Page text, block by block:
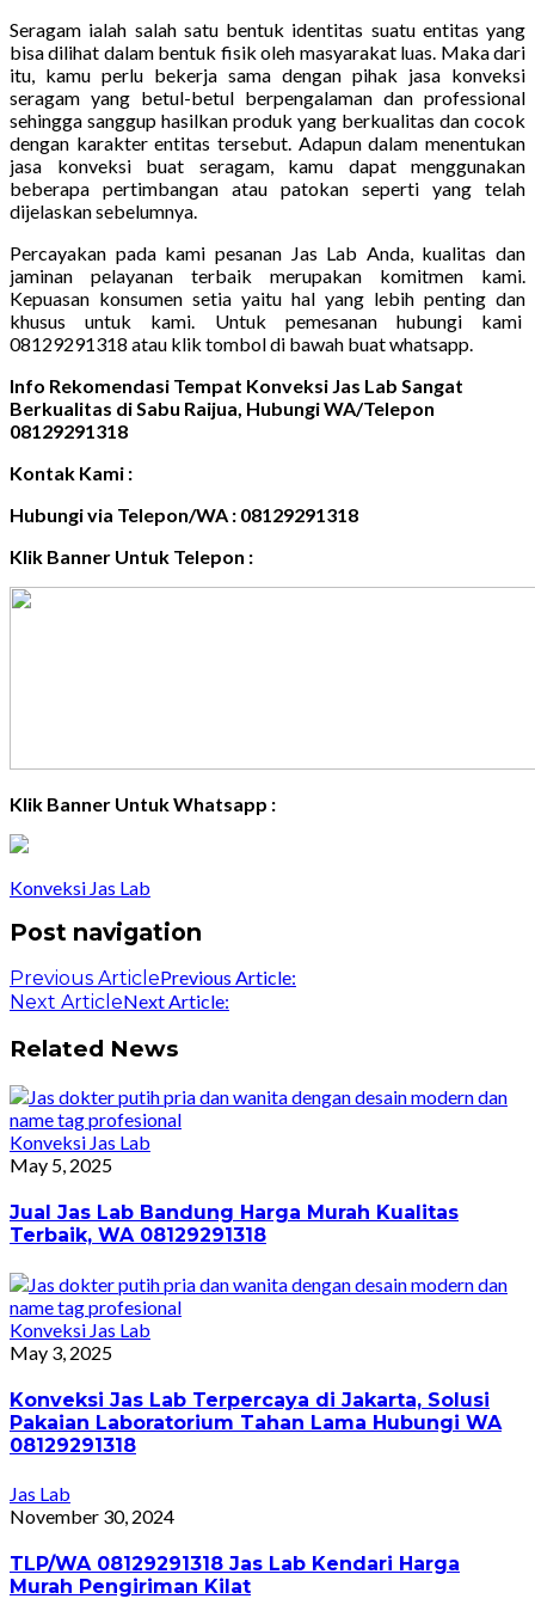
Seragam ialah salah satu bentuk identitas suatu entitas yang
bisa dilihat dalam bentuk fisik oleh masyarakat luas. Maka dari
itu, kamu perlu bekerja sama dengan pihak jasa konveksi
seragam yang betul-betul berpengalaman dan professional
sehingga sanggup hasilkan produk yang berkualitas dan cocok
dengan karakter entitas tersebut. Adapun dalam menentukan
jasa konveksi buat seragam, kamu dapat menggunakan
beberapa pertimbangan atau patokan seperti yang telah
dijelaskan sebelumnya.
Percayakan pada kami pesanan Jas Lab Anda, kualitas dan
jaminan pelayanan terbaik merupakan komitmen kami.
Kepuasan konsumen setia yaitu hal yang lebih penting dan
khusus untuk kami. Untuk pemesanan hubungi kami
08129291318 atau klik tombol di bawah buat whatsapp.
Info Rekomendasi Tempat Konveksi Jas Lab Sangat
Berkualitas di Sabu Raijua, Hubungi WA/Telepon
08129291318
Kontak Kami :
Hubungi via Telepon/WA : 08129291318
Klik Banner Untuk Telepon :
Klik Banner Untuk Whatsapp :
Konveksi Jas Lab
Post navigation
Previous ArticlePrevious Article:
Next ArticleNext Article:
Related News
Konveksi Jas Lab
May 5, 2025
Jual Jas Lab Bandung Harga Murah Kualitas
Terbaik, WA 08129291318
Konveksi Jas Lab
May 3, 2025
Konveksi Jas Lab Terpercaya di Jakarta, Solusi
Pakaian Laboratorium Tahan Lama Hubungi WA
08129291318
Jas Lab
November 30, 2024
TLP/WA 08129291318 Jas Lab Kendari Harga
Murah Pengiriman Kilat